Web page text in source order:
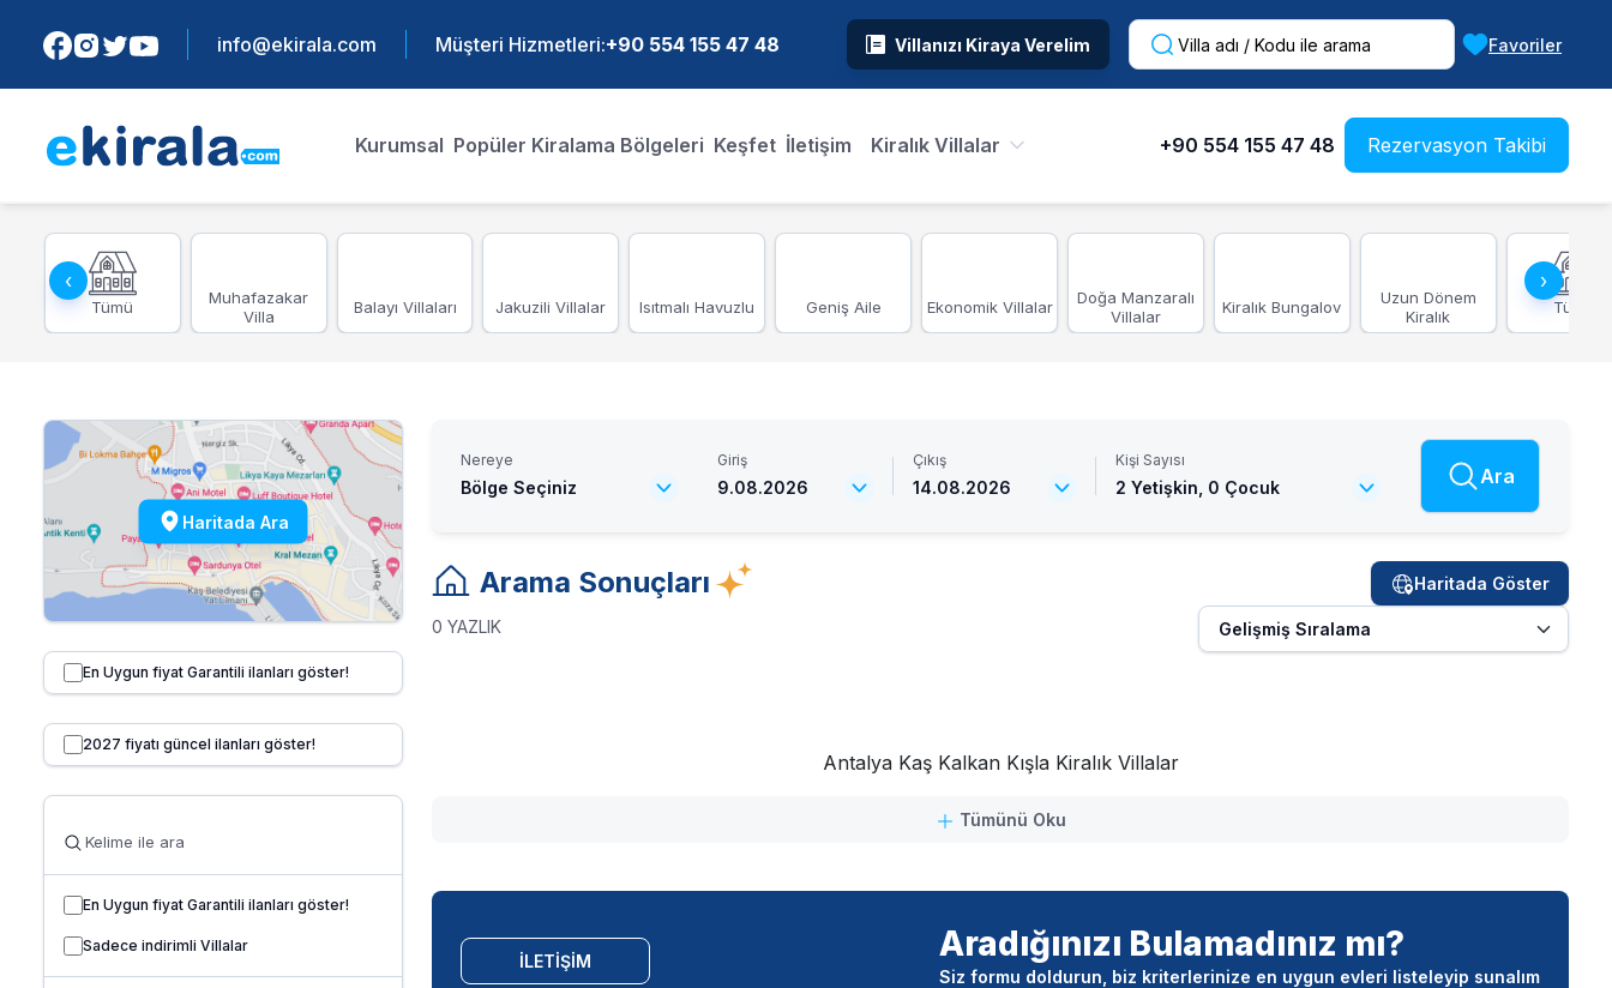
info@ekirala.com Müşteri Hizmetleri:+90 554 155 47 48 Villanızı Kiraya Verelim Favoriler
Kurumsal Popüler Kiralama Bölgeleri Keşfet İletişim Kiralık Villalar +90 554 155 47 48 Rezervasyon Takibi
Tümü
Muhafazakar
Villa
Balayı Villaları Jakuzili Villalar Isıtmalı Havuzlu Geniş Aile Ekonomik Villalar
Doğa Manzaralı
Villalar
Kiralık Bungalov
Uzun Dönem
Kiralık
Tümü
‹ ›
Haritada Ara
En Uygun fiyat Garantili ilanları göster!
2027 fiyatı güncel ilanları göster!
En Uygun fiyat Garantili ilanları göster!
Sadece indirimli Villalar
Nereye
Bölge Seçiniz
Giriş
9.08.2026
Çıkış
14.08.2026
Kişi Sayısı
2 Yetişkin, 0 Çocuk Ara
Arama Sonuçları
0 YAZLIK
Haritada Göster
Antalya Kaş Kalkan Kışla Kiralık Villalar
Tümünü Oku
İLETİŞİM Aradığınızı Bulamadınız mı?
Siz formu doldurun, biz kriterlerinize en uygun evleri listeleyip sunalım